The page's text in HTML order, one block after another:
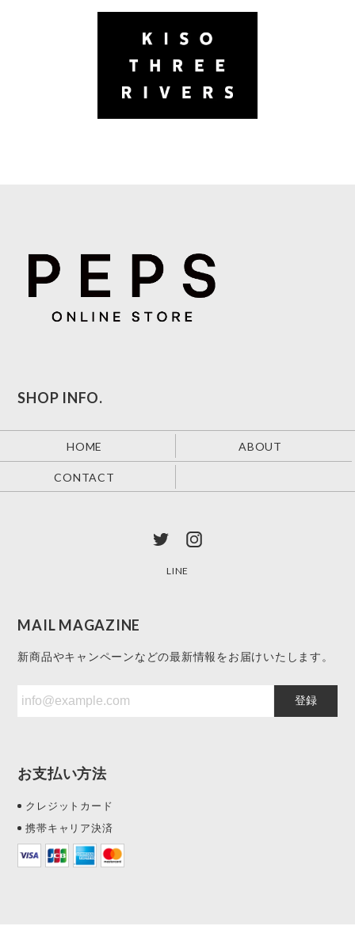
SHOP INFO.
HOME ABOUT
CONTACT
LINE
MAIL MAGAZINE
新商品やキャンペーンなどの最新情報をお届けいたします。
登録
お支払い方法
クレジットカード
携帯キャリア決済